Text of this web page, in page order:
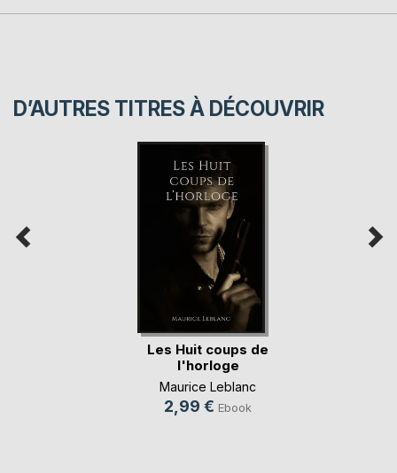
D’AUTRES TITRES À DÉCOUVRIR
Les Huit coups de
l'horloge
Maurice Leblanc
2,99 € Ebook